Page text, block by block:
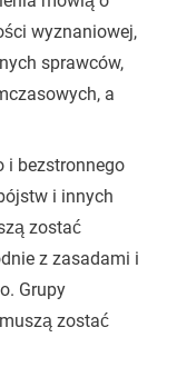
wyznaniowej,
sprawców,
a
i bezstronnego
i innych
zostać
z zasadami i
Grupy
zostać